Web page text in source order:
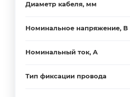
Диаметр кабеля, мм
Номинальное напряжение, В
Номинальный ток, A
Тип фиксации провода